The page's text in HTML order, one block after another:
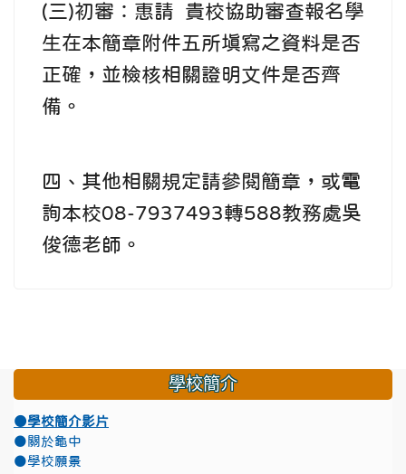
(三)初審：惠請 貴校協助審查報名學
生在本簡章附件五所填寫之資料是否
正確，並檢核相關證明文件是否齊
備。
四、其他相關規定請參閱簡章，或電
詢本校08-7937493轉588教務處吳
俊德老師。
學校簡介
●學校簡介影片
●關於龜中
●學校願景